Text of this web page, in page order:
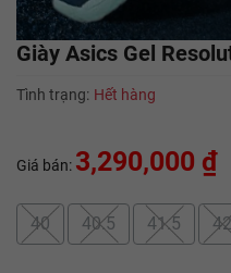
Giày Asics Gel
Tình trạng: Hết hàng
Giá bán: 3,290,000 ₫
40 40.5 41.5 42